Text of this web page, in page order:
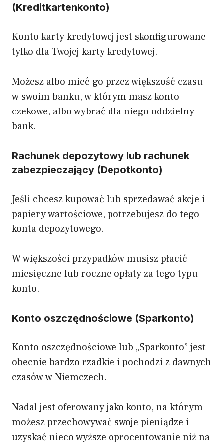
(Kreditkartenkonto)
Konto karty kredytowej jest skonfigurowane
tylko dla Twojej karty kredytowej.
Możesz albo mieć go przez większość czasu
w swoim banku, w którym masz konto
czekowe, albo wybrać dla niego oddzielny
bank.
Rachunek depozytowy lub rachunek
zabezpieczający (Depotkonto)
Jeśli chcesz kupować lub sprzedawać akcje i
papiery wartościowe, potrzebujesz do tego
konta depozytowego.
W większości przypadków musisz płacić
miesięczne lub roczne opłaty za tego typu
konto.
Konto oszczędnościowe (Sparkonto)
Konto oszczędnościowe lub „Sparkonto” jest
obecnie bardzo rzadkie i pochodzi z dawnych
czasów w Niemczech.
Nadal jest oferowany jako konto, na którym
możesz przechowywać swoje pieniądze i
uzyskać nieco wyższe oprocentowanie niż na